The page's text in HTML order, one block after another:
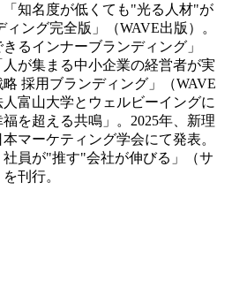
「知名度が低くても"光る人材"が
ング完全版」（WAVE出版）。
きるインナーブランディング」
人が集まる中小企業の経営者が実
採用ブランディング」（WAVE
富山大学とウェルビーイングに
を超える共鳴」。2025年、新理
マーケティング学会にて発表。
員が"推す"会社が伸びる」（サ
刊行。